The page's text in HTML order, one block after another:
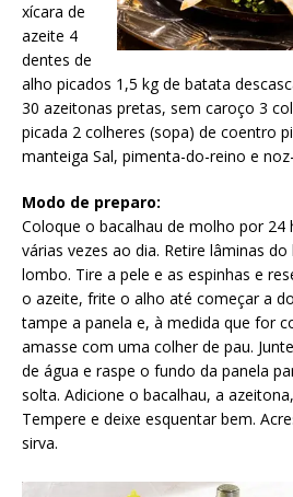
xícara de
azeite 4
dentes de
alho picados 1,5 kg de batata
30 azeitonas pretas, sem caroço 3
picada 2 colheres (sopa) de coentro
manteiga Sal, pimenta-do-reino e
Modo de preparo:
Coloque o bacalhau de molho por 24
várias vezes ao dia. Retire lâminas
lombo. Tire a pele e as espinhas e
o azeite, frite o alho até começar a
tampe a panela e, à medida que for
amasse com uma colher de pau.
de água e raspe o fundo da panela
solta. Adicione o bacalhau, a
Tempere e deixe esquentar bem.
sirva.